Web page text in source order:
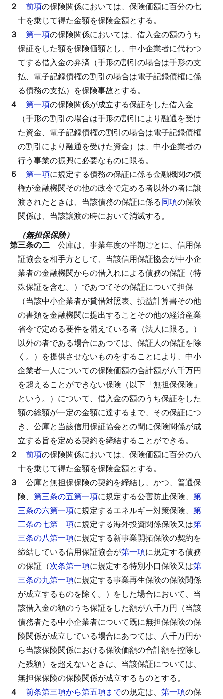
２ 前項の保険関係においては、保険価額に百分の七
十を乗じて得た金額を保険金額とする。
３ 第一項の保険関係においては、借入金の額のうち
保証をした額を保険価額とし、中小企業者に代わつ
てする借入金の弁済（手形の割引の場合は手形の支
払、電子記録債権の割引の場合は電子記録債権に係
る債務の支払）を保険事故とする。
４ 第一項の保険関係が成立する保証をした借入金
（手形の割引の場合は手形の割引により融通を受け
た資金、電子記録債権の割引の場合は電子記録債権
の割引により融通を受けた資金）は、中小企業者の
行う事業の振興に必要なものに限る。
５ 第一項に規定する債務の保証に係る金融機関の債
権が金融機関その他の政令で定める者以外の者に譲
渡されたときは、当該債務の保証に係る同項の保険
関係は、当該譲渡の時において消滅する。
（無担保保険）
第三条の二 公庫は、事業年度の半期ごとに、信用保
証協会を相手方として、当該信用保証協会が中小企
業者の金融機関からの借入れによる債務の保証（特
殊保証を含む。）であつてその保証について担保
（当該中小企業者が貸借対照表、損益計算書その他
の書類を金融機関に提出することその他の経済産業
省令で定める要件を備えている者（法人に限る。）
以外の者である場合にあつては、保証人の保証を除
く。）を提供させないものをすることにより、中小
企業者一人についての保険価額の合計額が八千万円
を超えることができない保険（以下「無担保保険」
という。）について、借入金の額のうち保証をした
額の総額が一定の金額に達するまで、その保証につ
き、公庫と当該信用保証協会との間に保険関係が成
立する旨を定める契約を締結することができる。
２ 前項の保険関係においては、保険価額に百分の八
十を乗じて得た金額を保険金額とする。
３ 公庫と無担保保険の契約を締結し、かつ、普通保
険、 第三条の五第一項に規定する公害防止保険、 第
三条の六第一項に規定するエネルギー対策保険、 第
三条の七第一項に規定する海外投資関係保険又は第
三条の八第一項に規定する新事業開拓保険の契約を
締結している信用保証協会が第一項に規定する債務
の保証（次条第一項に規定する特別小口保険又は第
三条の九第一項に規定する事業再生保険の保険関係
が成立するものを除く。）をした場合において、当
該借入金の額のうち保証をした額が八千万円（当該
債務者たる中小企業者について既に無担保保険の保
険関係が成立している場合にあつては、八千万円か
ら当該保険関係における保険価額の合計額を控除し
た残額）を超えないときは、当該保証については、
無担保保険の保険関係が成立するものとする。
４ 前条第三項から第五項までの規定は、 第一項の保